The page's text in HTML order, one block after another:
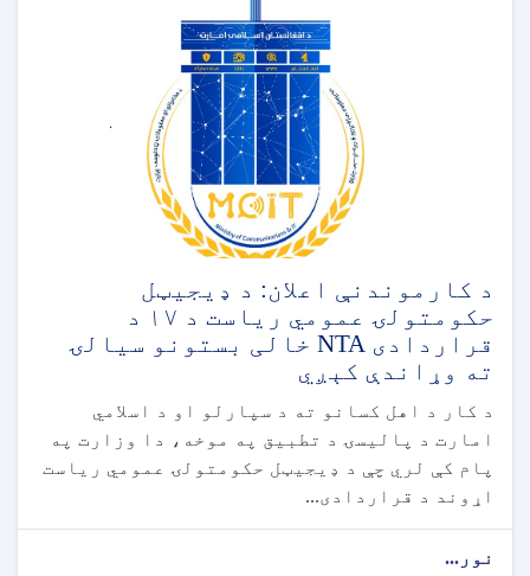
د کارموندنې اعلان: د ډیجیټل
حکومتولۍ عمومي ریاست د ۱۷ د
قراردادی NTA خالی بستونو سیالۍ
ته وړاندې کېږي
د کار د اهل کسانو ته د سپارلو او د اسلامي
امارت د پالیسۍ د تطبیق په موخه، دا وزارت په
پام کې لري چې د ډیجیټل حکومتولۍ عمومي ریاست
اړوند د قراردادی...
نور...